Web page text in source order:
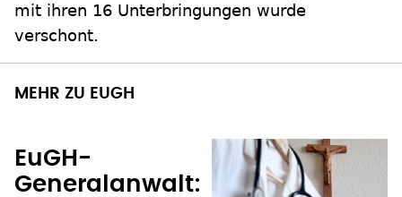
mit ihren 16 Unterbringungen wurde
verschont.
MEHR ZU EUGH
EuGH-
Generalanwalt: